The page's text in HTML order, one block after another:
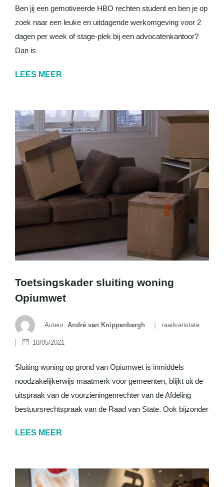
Ben jij een gemotiveerde HBO rechten student en ben je op
zoek naar een leuke en uitdagende werkomgeving voor 2
dagen per week of stage-plek bij een advocatenkantoor?
Dan is
LEES MEER
Toetsingskader sluiting woning
Opiumwet
Auteur: André van Knippenbergh raadvanstate
10/05/2021
Sluiting woning op grond van Opiumwet is inmiddels
noodzakelijkerwijs maatmerk voor gemeenten, blijkt uit de
uitspraak van de voorzieningenrechter van de Afdeling
bestuursrechtspraak van de Raad van State. Ook bijzonder
LEES MEER